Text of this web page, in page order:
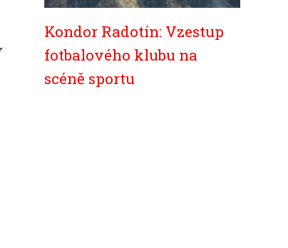
Kondor Radotín: Vzestup
fotbalového klubu na
scéně sportu